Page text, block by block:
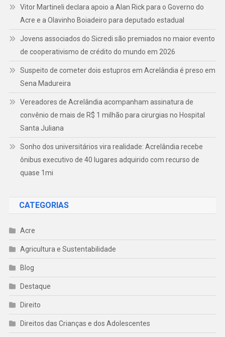
Vitor Martineli declara apoio a Alan Rick para o Governo do
Acre e a Olavinho Boiadeiro para deputado estadual
Jovens associados do Sicredi são premiados no maior evento
de cooperativismo de crédito do mundo em 2026
Suspeito de cometer dois estupros em Acrelândia é preso em
Sena Madureira
Vereadores de Acrelândia acompanham assinatura de
convênio de mais de R$ 1 milhão para cirurgias no Hospital
Santa Juliana
Sonho dos universitários vira realidade: Acrelândia recebe
ônibus executivo de 40 lugares adquirido com recurso de
quase 1mi
CATEGORIAS
Acre
Agricultura e Sustentabilidade
Blog
Destaque
Direito
Direitos das Crianças e dos Adolescentes